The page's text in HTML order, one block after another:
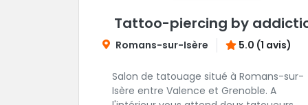
Tattoo-piercing by
Romans-sur-Isère 5.0 (1 avis)
Salon de tatouage situé à Romans-sur-
Isère entre Valence et Grenoble. A